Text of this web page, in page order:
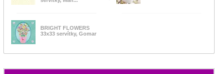
BRIGHT FLOWERS
33x33 servítky, Gomar